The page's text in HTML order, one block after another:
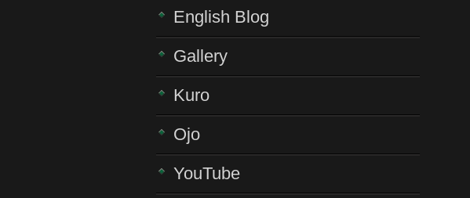
English Blog
Gallery
Kuro
Ojo
YouTube